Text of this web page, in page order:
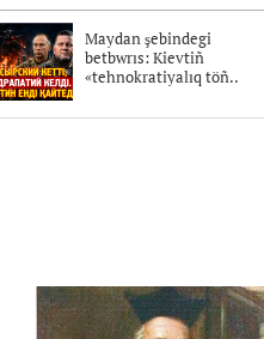
Maydan şebindegi
betbwrıs: Kievtiñ
«tehnokratiyalıq töñ..